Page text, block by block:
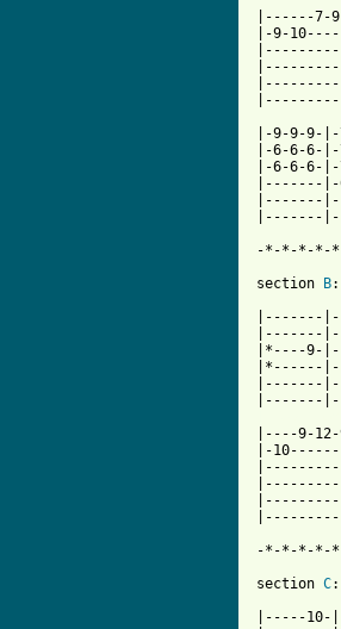
|------7-
|-9-
|-9-9-9-
|-6-6-6-
|-6-6-6-
|-------
|-------
|-------
-*-*-*-*-
section
B
|-------
|-------
|*----9-
|*------
|-------
|----9-
|-
-*-*-*-*-
section C
|-----